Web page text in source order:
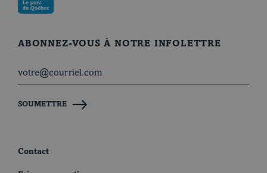
Contact
ABONNEZ-VOUS À NOTRE INFOLETTRE
SOUMETTRE